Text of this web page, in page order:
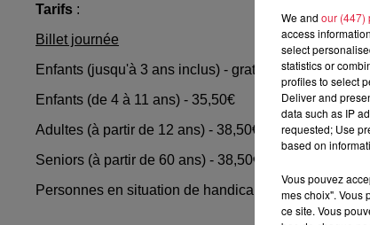
Tarifs :
Billet journée
Enfants (jusqu'à 3 ans inclus) - gratuit
Enfants (de 4 à 11 ans) - 35,50€
Adultes (à partir de 12 ans) - 38,50€
Seniors (à partir de 60 ans) - 38,50€
Personnes en situation de handicap - 35,50€
We and our (447)
access
select
statistics or
profiles to select
Deliver and
data such as IP
requested; Use
based on
Vous pouvez
mes choix". Vous
ce site. Vous